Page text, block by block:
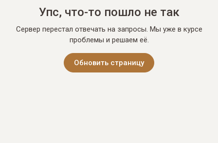
Упс, что-то пошло не так
Сервер перестал отвечать на запросы. Мы уже в курсе
проблемы и решаем её.
Обновить страницу